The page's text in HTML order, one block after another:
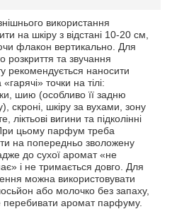
використання
на шкіру з відстані 10-20 см,
флакон вертикально. Для
розкриття та звучання
рекомендується наносити
точки на тілі:
шию (особливо її задню
скроні, шкіру за вухами, зону
ліктьові вигини та підколінні
цьому парфум треба
на попередньо зволожену
до сухої аромат «не
і не тримається довго. Для
можна використовувати
або молочко без запаху,
аромат парфуму.